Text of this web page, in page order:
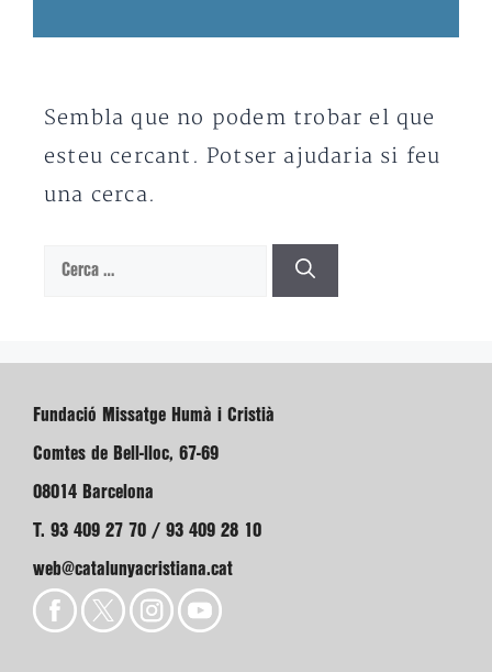
Sembla que no podem trobar el que
esteu cercant. Potser ajudaria si feu
una cerca.
Cerca:
Fundació Missatge Humà i Cristià
Comtes de Bell-lloc, 67-69
08014 Barcelona
T. 93 409 27 70 / 93 409 28 10
web@catalunyacristiana.cat